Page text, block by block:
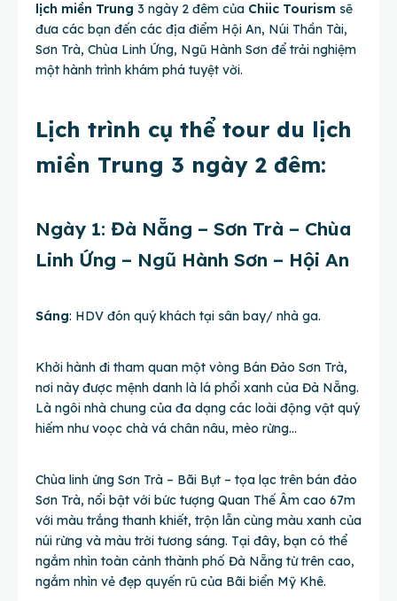
lịch miền Trung 3 ngày 2 đêm của Chiic Tourism sẽ
đưa các bạn đến các địa điểm Hội An, Núi Thần Tài,
Sơn Trà, Chùa Linh Ứng, Ngũ Hành Sơn để trải nghiệm
một hành trình khám phá tuyệt vời.
Lịch trình cụ thể tour du lịch
miền Trung 3 ngày 2 đêm:
Ngày 1: Đà Nẵng – Sơn Trà – Chùa
Linh Ứng – Ngũ Hành Sơn – Hội An
Sáng: HDV đón quý khách tại sân bay/ nhà ga.
Khởi hành đi tham quan một vòng Bán Đảo Sơn Trà,
nơi này được mệnh danh là lá phổi xanh của Đà Nẵng.
Là ngôi nhà chung của đa dạng các loài động vật quý
hiếm như voọc chà vá chân nâu, mèo rừng…
Chùa linh ứng Sơn Trà – Bãi Bụt – tọa lạc trên bán đảo
Sơn Trà, nổi bật với bức tượng Quan Thế Âm cao 67m
với màu trắng thanh khiết, trộn lẫn cùng màu xanh của
núi rừng và màu trời tương sáng. Tại đây, bạn có thể
ngắm nhìn toàn cảnh thành phố Đà Nẵng từ trên cao,
ngắm nhìn vẻ đẹp quyến rũ của Bãi biển Mỹ Khê.